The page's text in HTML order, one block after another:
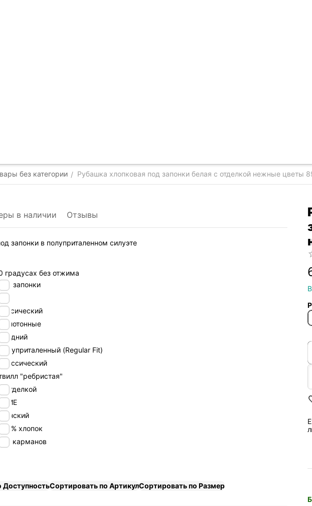
без категории / Рубашка хлопковая под запонки белая с отделкой нежные цветы
в наличии Отзывы
запонки в полуприталенном силуэте
градусах без отжима
запонки
(Regular Fit)
"ребристая"
отделкой
хлопок
карманов
ДоступностьСортировать по АртикулСортировать по Размер